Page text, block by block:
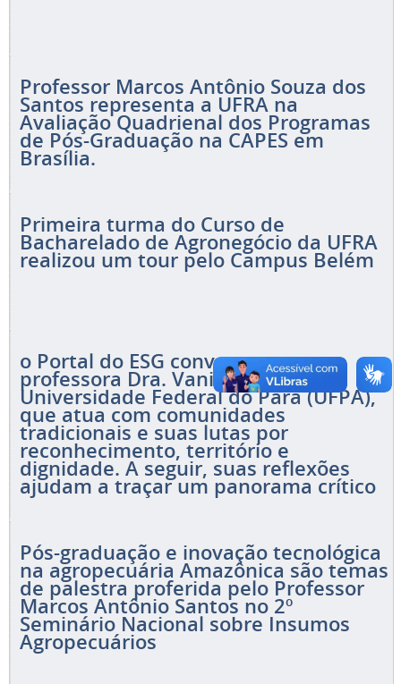
Professor Marcos Antônio Souza dos
Santos representa a UFRA na
Avaliação Quadrienal dos Programas
de Pós-Graduação na CAPES em
Brasília.
Primeira turma do Curso de
Bacharelado de Agronegócio da UFRA
realizou um tour pelo Campus Belém
o Portal do ESG conversou com a
professora Dra. Vania Neu, da
Universidade Federal do Pará (UFPA),
que atua com comunidades
tradicionais e suas lutas por
reconhecimento, território e
dignidade. A seguir, suas reflexões
ajudam a traçar um panorama crítico
Pós-graduação e inovação tecnológica
na agropecuária Amazônica são temas
de palestra proferida pelo Professor
Marcos Antônio Santos no 2º
Seminário Nacional sobre Insumos
Agropecuários